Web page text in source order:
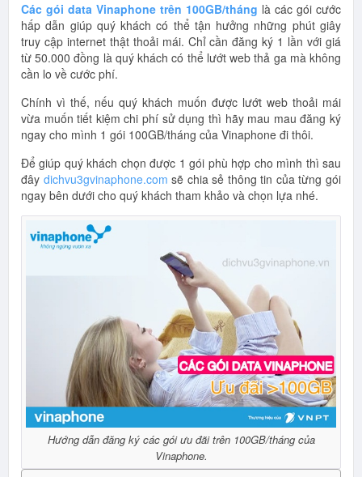
Các gói data Vinaphone trên 100GB/tháng là các gói cước
hấp dẫn giúp quý khách có thể tận hưởng những phút giây
truy cập internet thật thoải mái. Chỉ cần đăng ký 1 lần với giá
từ 50.000 đồng là quý khách có thể lướt web thả ga mà không
cần lo về cước phí.
Chính vì thế, nếu quý khách muốn được lướt web thoải mái
vừa muốn tiết kiệm chi phí sử dụng thì hãy mau mau đăng ký
ngay cho mình 1 gói 100GB/tháng của Vinaphone đi thôi.
Để giúp quý khách chọn được 1 gói phù hợp cho mình thì sau
đây dichvu3gvinaphone.com sẽ chia sẻ thông tin của từng gói
ngay bên dưới cho quý khách tham khảo và chọn lựa nhé.
Hướng dẫn đăng ký các gói ưu đãi trên 100GB/tháng của
Vinaphone.